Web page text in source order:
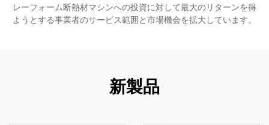
レーフォーム断熱材マシンへの投資に対して最大のリターンを得
ようとする事業者のサービス範囲と市場機会を拡大しています。
新製品